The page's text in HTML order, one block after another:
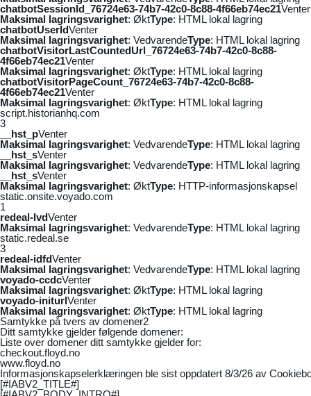
chatbotSessionId_76724e63-74b7-42c0-8c88-4f66eb74ec21Venter
Maksimal lagringsvarighet: ØktType: HTML lokal lagring
chatbotUserIdVenter
Maksimal lagringsvarighet: VedvarendeType: HTML lokal lagring
chatbotVisitorLastCountedUrl_76724e63-74b7-42c0-8c88-
4f66eb74ec21Venter
Maksimal lagringsvarighet: ØktType: HTML lokal lagring
chatbotVisitorPageCount_76724e63-74b7-42c0-8c88-
4f66eb74ec21Venter
Maksimal lagringsvarighet: ØktType: HTML lokal lagring
script.historianhq.com
3
__hst_pVenter
Maksimal lagringsvarighet: VedvarendeType: HTML lokal lagring
__hst_sVenter
Maksimal lagringsvarighet: VedvarendeType: HTML lokal lagring
__hst_sVenter
Maksimal lagringsvarighet: ØktType: HTTP-informasjonskapsel
static.onsite.voyado.com
1
redeal-lvdVenter
Maksimal lagringsvarighet: VedvarendeType: HTML lokal lagring
static.redeal.se
3
redeal-idfdVenter
Maksimal lagringsvarighet: VedvarendeType: HTML lokal lagring
voyado-ccdcVenter
Maksimal lagringsvarighet: ØktType: HTML lokal lagring
voyado-initurlVenter
Maksimal lagringsvarighet: ØktType: HTML lokal lagring
Samtykke på tvers av domener2
Ditt samtykke gjelder følgende domener:
Liste over domener ditt samtykke gjelder for:
checkout.floyd.no
www.floyd.no
Informasjonskapselerklæringen ble sist oppdatert 8/3/26 av
[#IABV2_TITLE#]